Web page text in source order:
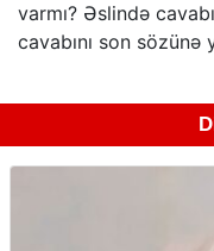
varmı? Əslində
cavabını son